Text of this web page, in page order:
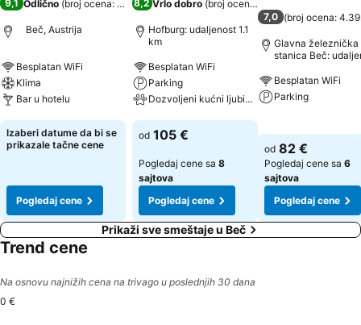
9,1 Odlično (broj ocena: 293)
Beč, Austrija
Besplatan WiFi
Klima
Bar u hotelu
Pogledaj cene
Izaberi datume da bi se
prikazale tačne cene
Pogledaj cene
8,2 Vrlo dobro (broj ocena: 7.298
Hofburg: udaljenost 1.1
km
Besplatan WiFi
Parking
Dozvoljeni kućni ljubimci
Pogledaj cene
od 105 €
Pogledaj cene sa 8
sajtova
Pogledaj cene
7,0 (broj ocena:
Glavna železnička
stanica Beč:
Besplatan WiFi
Parking
Pogledaj cene
od 82 €
Pogledaj cene sa 6
sajtova
Pogledaj cene
Prikaži sve smeštaje u Beč
Trend cene
Na osnovu najnižih cena na trivago u poslednjih 30 dana
0 €